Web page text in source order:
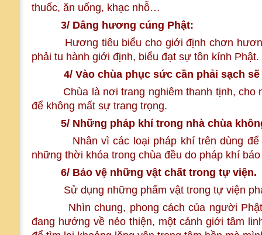
thuốc, ăn uống, khạc nhỗ…
3/ Dâng hương cúng Phật:
Hương tiêu biểu cho giới định chơn
phải tu hành giới định, biểu đạt sự tôn kính Phật.
4/ Vào chùa phục sức cần phải sạch
Chùa là nơi trang nghiêm thanh tịnh, cho
để không mất sự trang trọng.
5/ Những pháp khí trong nhà chùa
Nhân vì các loại pháp khí trên dùng để
những thời khóa trong chùa đều do pháp khí
6/ Bảo vệ những vật chất trong tự viện.
Sử dụng những phẩm vật trong tự viện phải
Nhìn chung, phong cách của người Phật
đang hướng về nẻo thiện, một cảnh giới tâm